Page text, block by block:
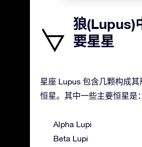
狼(Lupus)
要星星
星座 Lupus 包含几颗构成其
恒星。其中一些主要恒星是：
Alpha Lupi
Beta Lupi